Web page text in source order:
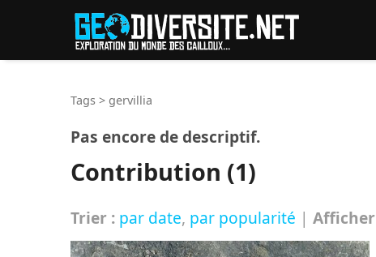
Tags > gervillia
Pas encore de descriptif.
Contribution (1)
Trier : par date, par popularité | Afficher